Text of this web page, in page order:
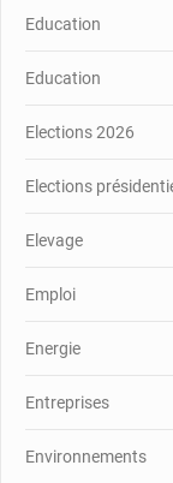
Education
Education
Elections 2026
Elections
Elevage
Emploi
Energie
Entreprises
Environnements